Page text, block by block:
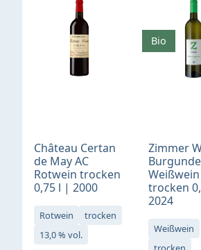
Château Certan
de May AC
Rotwein trocken
0,75 l | 2000
Rotwein
trocken
13,0 % vol.
Zimmer
Weißwein
trocken
2024
Weißwein
Bio